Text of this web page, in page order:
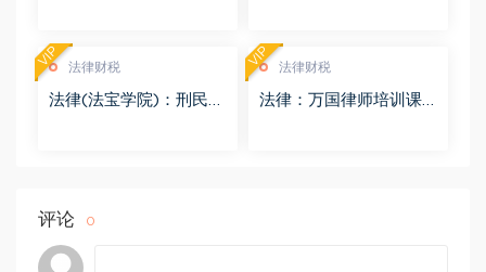
法律财税
法律(法宝学院)：刑民交
VIP 法律财税
法律：万国律师培训课
VIP
评论 0